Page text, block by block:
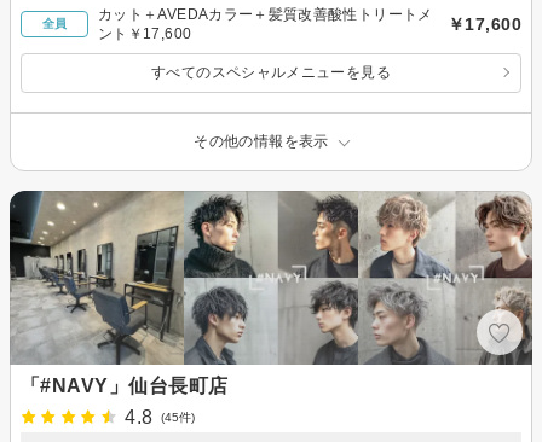
全員
カット＋AVEDAカラー＋髪質改善酸性トリートメ
ント￥17,600
￥17,600
すべてのスペシャルメニューを見る
その他の情報を表示
「#NAVY」仙台長町店
4.8
(45件)